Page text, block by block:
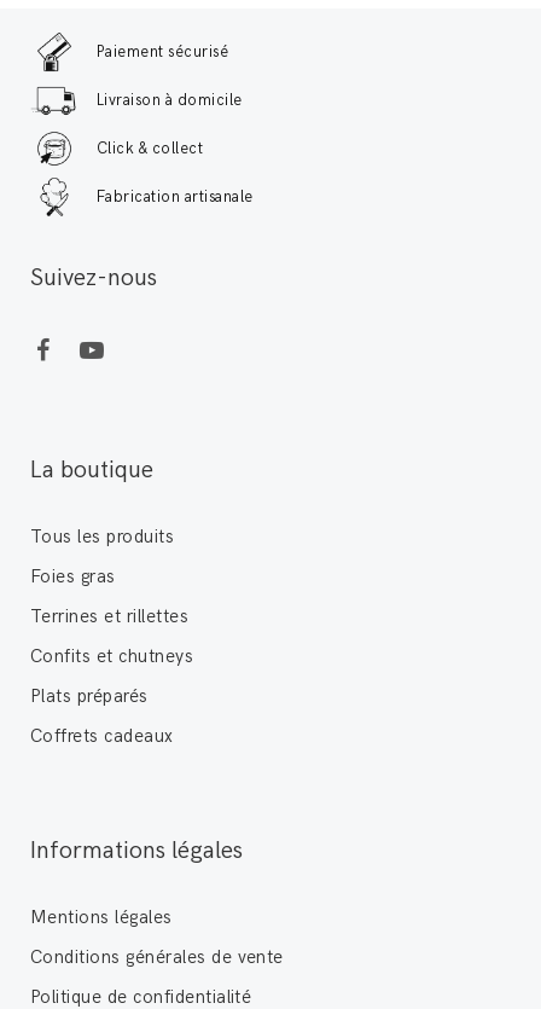
Paiement sécurisé
Livraison à domicile
Click & collect
Fabrication artisanale
Suivez-nous
La boutique
Tous les produits
Foies gras
Terrines et rillettes
Confits et chutneys
Plats préparés
Coffrets cadeaux
Informations légales
Mentions légales
Conditions générales de vente
Politique de confidentialité